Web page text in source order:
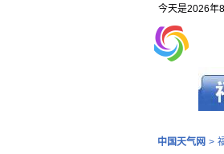
今天是2026年
中国天气网 >